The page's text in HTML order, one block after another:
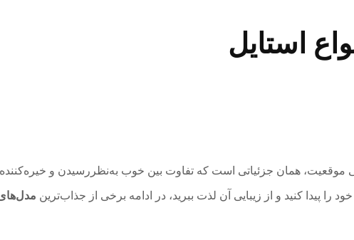
استایل
همان جزئیاتی است که تفاوت بین خوب به‌نظررسیدن و
را پیدا کنید و از زیبایی آن لذت ببرید، در ادامه برخی از جذاب‌ترین